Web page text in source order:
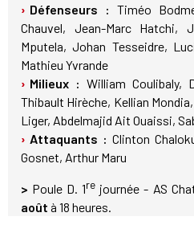
Défenseurs : Timéo
Chauvel, Jean-Marc Hatchi,
Mputela, Johan Tesseidre,
Mathieu Yvrande
Milieux : William Coulibaly,
Thibault Hirèche, Kellian
Liger, Abdelmajid Ait Ouaissi,
Attaquants : Clinton
Gosnet, Arthur Maru
> Poule D. 1re journée - AS
août à 18 heures.